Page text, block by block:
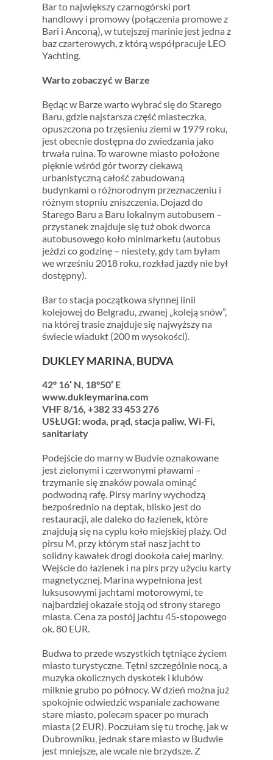
Bar to największy czarnogórski port
handlowy i promowy (połączenia promowe z
Bari i Anconą), w tutejszej marinie jest jedna z
baz czarterowych, z którą współpracuje LEO
Yachting.
Warto zobaczyć w Barze
Będąc w Barze warto wybrać się do Starego
Baru, gdzie najstarsza część miasteczka,
opuszczona po trzęsieniu ziemi w 1979 roku,
jest obecnie dostępna do zwiedzania jako
trwała ruina. To warowne miasto położone
pięknie wśród gór tworzy ciekawą
urbanistyczną całość zabudowaną
budynkami o różnorodnym przeznaczeniu i
różnym stopniu zniszczenia. Dojazd do
Starego Baru a Baru lokalnym autobusem –
przystanek znajduje się tuż obok dworca
autobusowego koło minimarketu (autobus
jeździ co godzinę – niestety, gdy tam byłam
we wrześniu 2018 roku, rozkład jazdy nie był
dostępny).
Bar to stacja początkowa słynnej linii
kolejowej do Belgradu, zwanej „koleją snów”,
na której trasie znajduje się najwyższy na
świecie wiadukt (200 m wysokości).
DUKLEY MARINA, BUDVA
42º 16′ N, 18º50′ E
www.dukleymarina.com
VHF 8/16, +382 33 453 276
USŁUGI: woda, prąd, stacja paliw, Wi-Fi,
sanitariaty
Podejście do marny w Budvie oznakowane
jest zielonymi i czerwonymi pławami –
trzymanie się znaków powala ominąć
podwodną rafę. Pirsy mariny wychodzą
bezpośrednio na deptak, blisko jest do
restauracji, ale daleko do łazienek, które
znajdują się na cyplu koło miejskiej plaży. Od
pirsu M, przy którym stał nasz jacht to
solidny kawałek drogi dookoła całej mariny.
Wejście do łazienek i na pirs przy użyciu karty
magnetycznej. Marina wypełniona jest
luksusowymi jachtami motorowymi, te
najbardziej okazałe stoją od strony starego
miasta. Cena za postój jachtu 45-stopowego
ok. 80 EUR.
Budwa to przede wszystkich tętniące życiem
miasto turystyczne. Tętni szczególnie nocą, a
muzyka okolicznych dyskotek i klubów
milknie grubo po północy. W dzień można już
spokojnie odwiedzić wspaniale zachowane
stare miasto, polecam spacer po murach
miasta (2 EUR). Poczułam się tu trochę, jak w
Dubrowniku, jednak stare miasto w Budwie
jest mniejsze, ale wcale nie brzydsze. Z